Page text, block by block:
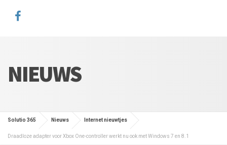
NIEUWS
Solutio 365 Nieuws Internet nieuwtjes
Draadloze adapter voor Xbox One-controller werkt nu ook met Windows 7 en 8.1